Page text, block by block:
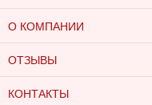
О КОМПАНИИ
ОТЗЫВЫ
КОНТАКТЫ